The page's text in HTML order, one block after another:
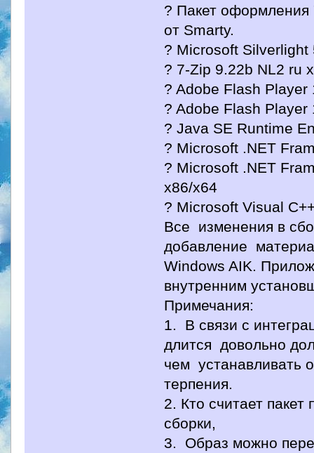
? Пакет оформления
от Smarty.
? Microsoft
? 7-Zip 9.22b NL2 ru
? Adobe Flash Player
? Adobe Flash Player
? Java SE Runtime
? Microsoft .NET
? Microsoft .NET
x86/x64
? Microsoft Visual
Все изменения в
добавление
Windows AIK.
внутренним
Примечания:
1. В связи с
длится довольно
чем устанавливать
терпения.
2. Кто считает
сборки,
3. Образ можно